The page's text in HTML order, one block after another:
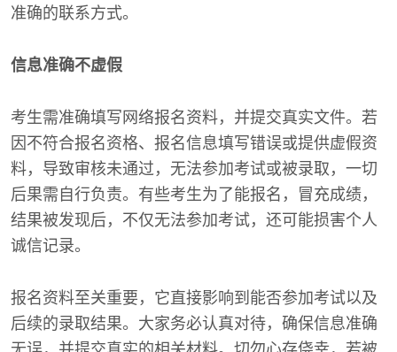
准确的联系方式。
信息准确不虚假
考生需准确填写网络报名资料，并提交真实文件。若
因不符合报名资格、报名信息填写错误或提供虚假资
料，导致审核未通过，无法参加考试或被录取，一切
后果需自行负责。有些考生为了能报名，冒充成绩，
结果被发现后，不仅无法参加考试，还可能损害个人
诚信记录。
报名资料至关重要，它直接影响到能否参加考试以及
后续的录取结果。大家务必认真对待，确保信息准确